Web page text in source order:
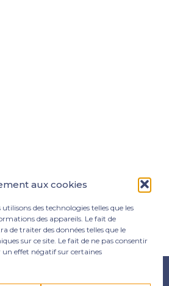
aux cookies
des technologies telles que les
des appareils. Le fait de
de traiter des données telles que le
sur ce site. Le fait de ne pas consentir
effet négatif sur certaines